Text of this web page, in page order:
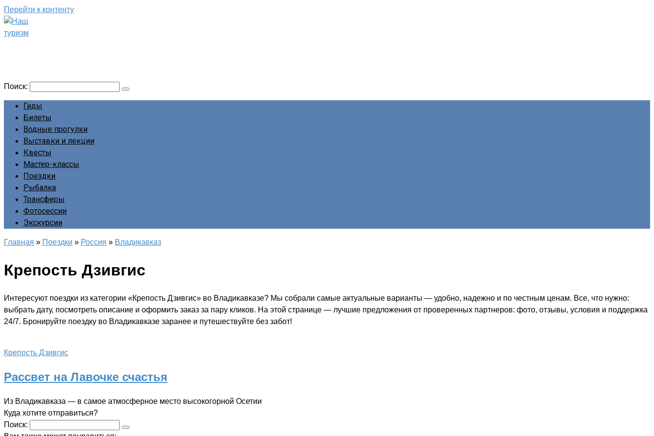
Перейти к контенту
Поиск:
Гиды
Билеты
Водные прогулки
Выставки и лекции
Квесты
Мастер-классы
Поездки
Рыбалка
Трансферы
Фотосессии
Экскурсии
Главная » Поездки » Россия » Владикавказ
Крепость Дзивгис
Интересуют поездки из категории «Крепость Дзивгис» во Владикавказе? Мы собрали самые актуальные варианты — удобно, надежно и по честным ценам. Все, что нужно:
выбрать дату, посмотреть описание и оформить заказ за пару кликов. На этой странице — лучшие предложения от проверенных партнеров: фото, отзывы, условия и поддержка
24/7. Бронируйте поездку во Владикавказе заранее и путешествуйте без забот!
Крепость Дзивгис
Рассвет на Лавочке счастья
Из Владикавказа — в самое атмосферное место высокогорной Осетии
Куда хотите отправиться?
Поиск: